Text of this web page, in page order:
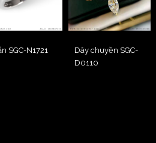
SGC-N1721
Dây chuyền SGC-
D0110